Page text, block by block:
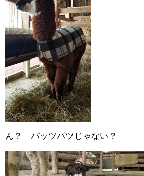
ん？ パッツパツじゃない？